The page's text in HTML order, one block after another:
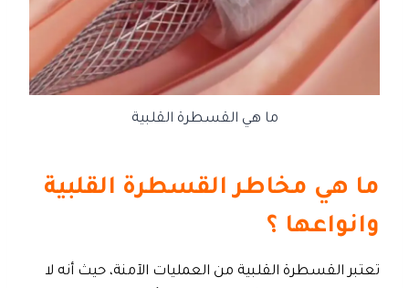
ما هي القسطرة القلبية
ما هي مخاطر القسطرة القلبية
وانواعها ؟
تعتبر القسطرة القلبية من العمليات الآمنة، حيث أنه لا